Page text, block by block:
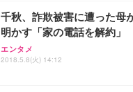
千秋、詐欺被害に遭った母
明かす「家の電話を解約」
エンタメ
2018.5.8(火) 14:12